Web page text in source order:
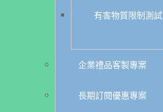
有害物質限制測試
企業禮品客製專案
長期訂閱優惠專案